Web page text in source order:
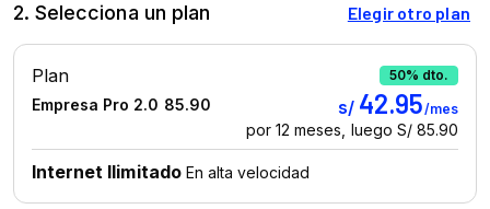
2. Selecciona un plan